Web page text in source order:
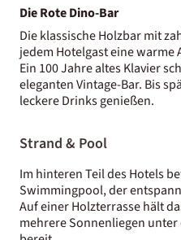
Die Rote Dino-Bar
Die klassische Holzbar mit
jedem Hotelgast eine
Ein 100 Jahre altes Klavier
eleganten Vintage-Bar. Bis
leckere Drinks genießen.
Strand & Pool
Im hinteren Teil des Hotels
Swimmingpool, der
Auf einer Holzterrasse hält
mehrere Sonnenliegen